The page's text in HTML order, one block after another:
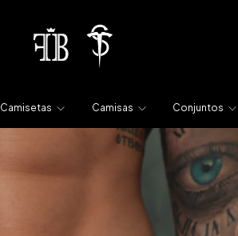
Camisetas Camisas Conjuntos